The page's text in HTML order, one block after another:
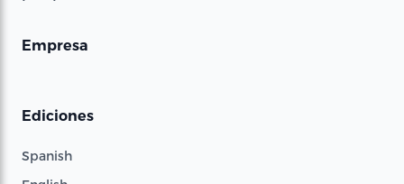
Empresa
Ediciones
Spanish